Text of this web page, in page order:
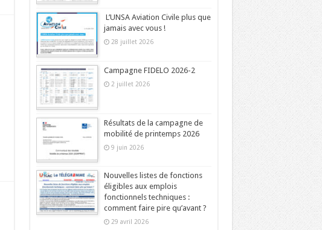
L’UNSA Aviation Civile plus que
jamais avec vous !
28 juillet 2026
Campagne FIDELO 2026-2
2 juillet 2026
Résultats de la campagne de
mobilité de printemps 2026
9 juin 2026
Nouvelles listes de fonctions
éligibles aux emplois
fonctionnels techniques :
comment faire pire qu’avant ?
29 avril 2026